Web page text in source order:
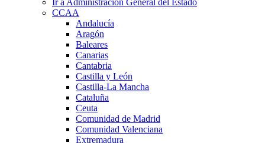
CCAA
Andalucía
Aragón
Baleares
Canarias
Cantabria
Castilla y León
Castilla-La Mancha
Cataluña
Ceuta
Comunidad de Madrid
Comunidad Valenciana
Extremadura